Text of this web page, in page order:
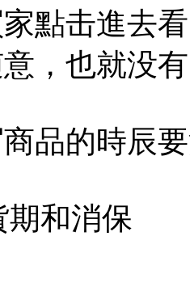
點击進去
，也就没
品的時辰
期和消保